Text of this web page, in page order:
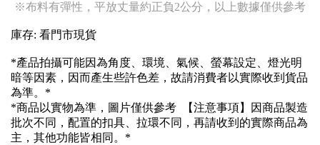
※布料有彈性，平放丈量約正負2公分，以上數據僅供參考
庫存: 看門市現貨
*產品拍攝可能因為角度、環境、氣候、螢幕設定、燈光明
暗等因素，因而產生些許色差，故請消費者以實際收到貨品
為準。*
*商品以實物為準，圖片僅供參考 【注意事項】因商品製造
批次不同，配置的扣具、拉環不同，再請收到的實際商品為
主，其他功能皆相同。*